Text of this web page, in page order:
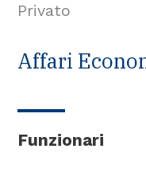
Privato
Affari
Funzionari